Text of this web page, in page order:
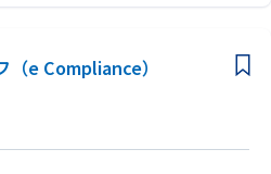
的に協働し、信頼関係を築ける対人能力
性と変化への適応力
ながら、コンプライアンス目標を推進
（e Compliance）